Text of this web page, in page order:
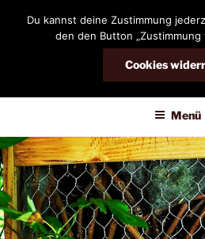
DIANDRA-CIRCLE
Menü
Du kannst deine Zustimmung
den den Button
Cookies